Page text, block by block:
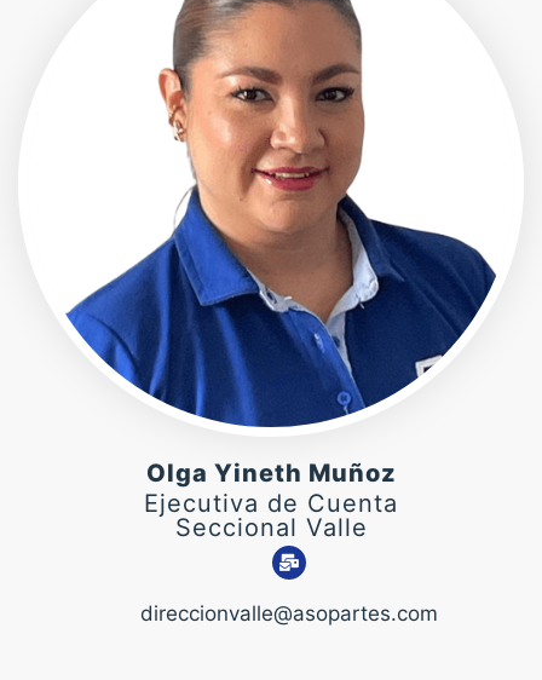
Olga Yineth Muñoz
Ejecutiva de Cuenta
Seccional Valle
direccionvalle@asopartes.com